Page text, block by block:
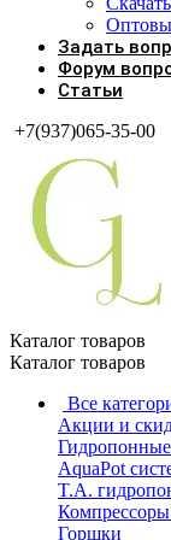
Задать
Форум
Статьи
+7(937)065-35-00
Каталог товаров
Каталог товаров
Все
Акции и
AquaPot
T.A.
Горшки